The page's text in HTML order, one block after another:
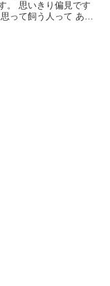
。 思いきり偏見です
って飼う人って あま